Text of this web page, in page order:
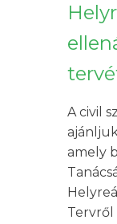
A civil
amely
Tervről